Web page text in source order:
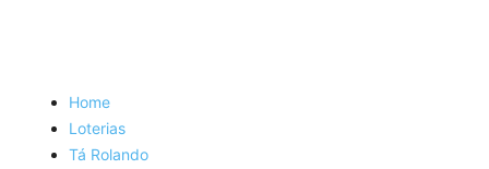
Home
Loterias
Tá Rolando